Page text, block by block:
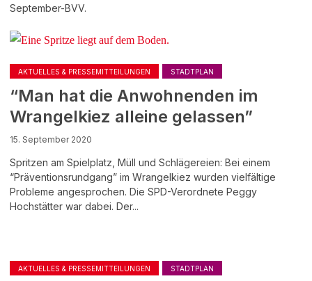
September-BVV.
AKTUELLES & PRESSEMITTEILUNGEN STADTPLAN
“Man hat die Anwohnenden im
Wrangelkiez alleine gelassen”
15. September 2020
Spritzen am Spielplatz, Müll und Schlägereien: Bei einem
“Präventionsrundgang” im Wrangelkiez wurden vielfältige
Probleme angesprochen. Die SPD-Verordnete Peggy
Hochstätter war dabei. Der...
AKTUELLES & PRESSEMITTEILUNGEN STADTPLAN